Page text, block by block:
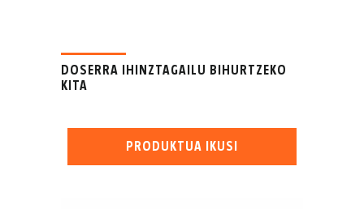
DOSERRA IHINZTAGAILU BIHURTZEKO
KITA
PRODUKTUA IKUSI